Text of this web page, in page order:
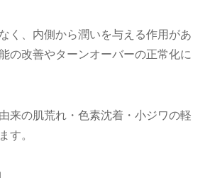
く、内側から潤いを与える作用があ
の改善やターンオーバーの正常化に
来の肌荒れ・色素沈着・小ジワの軽
す。